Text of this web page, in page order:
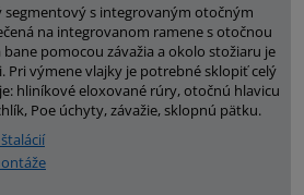
s integrovaným otočným
na integrovanom ramene s otočnou
pomocou závažia a okolo stožiaru je
Pri výmene vlajky je potrebné sklopiť celý
hliníkové eloxované rúry, otočnú hlavicu
Poe úchyty, závažie, sklopnú pätku.